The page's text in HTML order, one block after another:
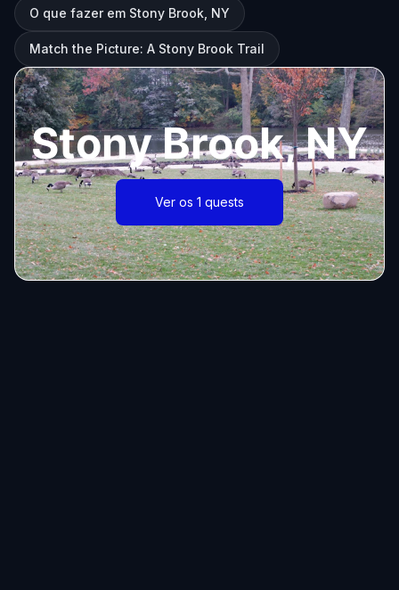
O que fazer em Stony Brook, NY
Match the Picture: A Stony Brook Trail
Stony Brook, NY
Ver os 1 quests